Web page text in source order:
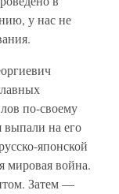
у нас не
по-своему
на его
японской
мировая война.
Затем —